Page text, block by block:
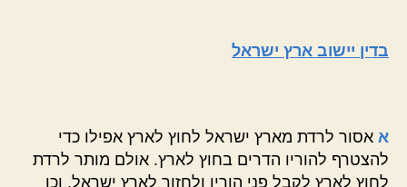
בדין יישוב ארץ ישראל
א אסור לרדת מארץ ישראל לחוץ לארץ אפילו כדי
להצטרף להוריו הדרים בחוץ לארץ. אולם מותר לרדת
לחוץ לארץ לקבל פני הוריו ולחזור לארץ ישראל, וכן